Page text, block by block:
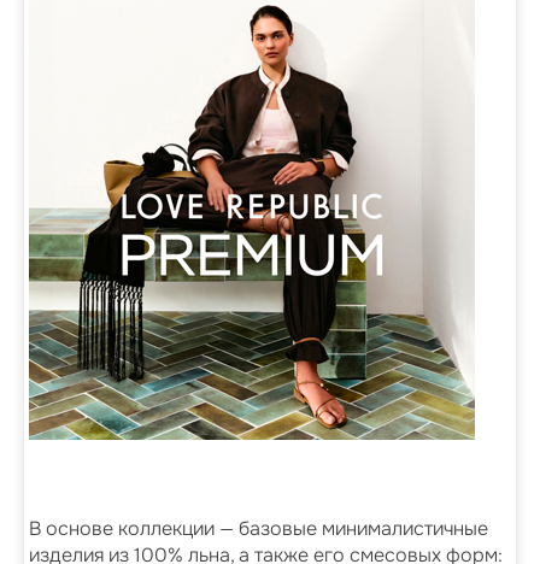
В основе коллекции — базовые минималистичные
изделия из 100% льна, а также его смесовых форм: